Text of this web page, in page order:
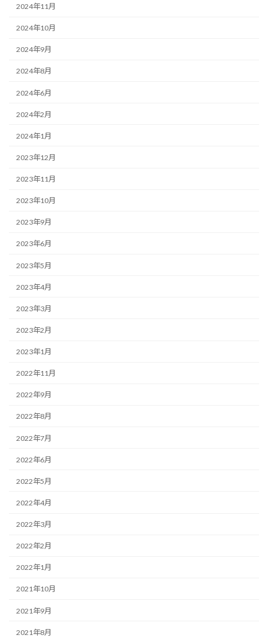
2024年11月
2024年10月
2024年9月
2024年8月
2024年6月
2024年2月
2024年1月
2023年12月
2023年11月
2023年10月
2023年9月
2023年6月
2023年5月
2023年4月
2023年3月
2023年2月
2023年1月
2022年11月
2022年9月
2022年8月
2022年7月
2022年6月
2022年5月
2022年4月
2022年3月
2022年2月
2022年1月
2021年10月
2021年9月
2021年8月